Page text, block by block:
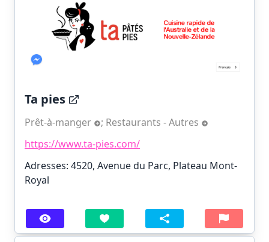
Ta pies
Prêt-à-manger ; Restaurants - Autres
https://www.ta-pies.com/
Adresses: 4520, Avenue du Parc, Plateau Mont-
Royal